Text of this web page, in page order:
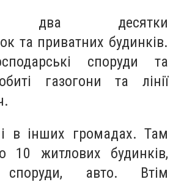
два десятки
та приватних будинків.
споруди та
газогони та лінії
в інших громадах. Там
10 житлових будинків,
споруди, авто. Втім